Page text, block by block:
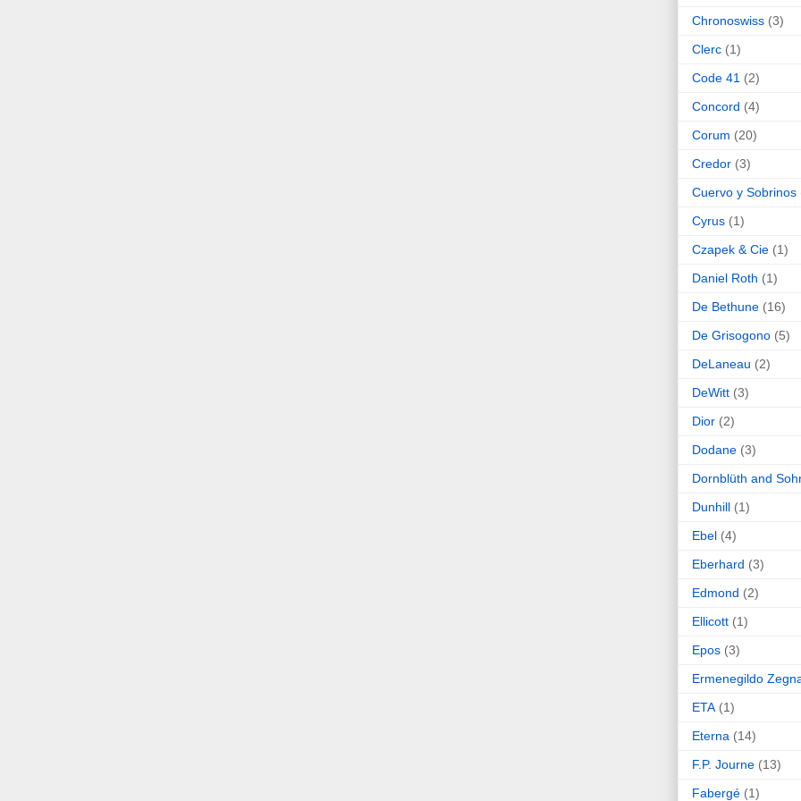
Chronoswiss (3)
Clerc (1)
Code 41 (2)
Concord (4)
Corum (20)
Credor (3)
Cuervo y Sobrinos
Cyrus (1)
Czapek & Cie (1)
Daniel Roth (1)
De Bethune (16)
De Grisogono (5)
DeLaneau (2)
DeWitt (3)
Dior (2)
Dodane (3)
Dornblüth and
Dunhill (1)
Ebel (4)
Eberhard (3)
Edmond (2)
Ellicott (1)
Epos (3)
Ermenegildo
ETA (1)
Eterna (14)
F.P. Journe (13)
Fabergé (1)